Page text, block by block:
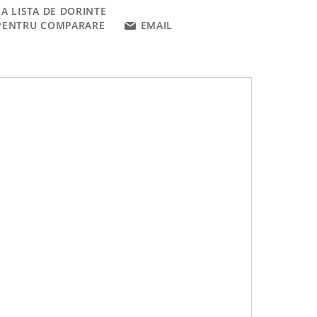
LISTA DE DORINTE
COMPARARE
EMAIL